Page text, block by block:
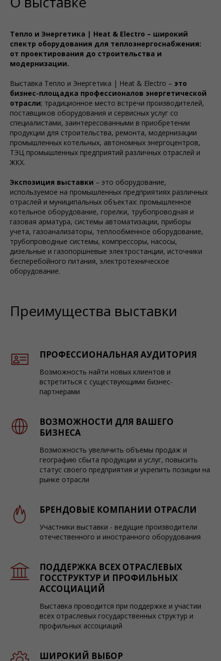
Тепло и Энергетика | Heat & Electro – широкий
спектр оборудования для теплоэнергоснабжения:
от проектирования до строительства и
модернизации.
Выставка Тепло и Энергетика | Heat & Electro – это
бизнес-площадка профессионалов энергетической
отрасли; традиционное место встречи производителей,
поставщиков оборудования и сервисных услуг со
специалистами, заинтересованными в приобретении
продукции для строительства, ремонта, модернизации
промышленных котельных, автономных энергоцентров,
ТЭЦ промышленных предприятий различных отраслей и
ЖКХ.
Экспозиция выставки – это оборудование,
используемое на промышленных предприятиях различных
отраслей и муниципальных объектах: промышленное
котельное оборудование, горелки, трубопроводная и
газовая арматура, системы автоматизации, приборы
учета, газоанализаторы, теплообменное оборудование,
трубопроводные системы, компрессоры, насосы,
дизельные и газопоршневые электростанции, источники
бесперебойного питания, электротехническое
оборудование.
Преимущества выставки
ПРОФЕССИОНАЛЬНАЯ АУДИТОРИЯ
Возможность найти новых клиентов и
встретиться с существующими бизнес-
партнерами
ВОЗМОЖНОСТИ ДЛЯ ВАШЕГО
БИЗНЕСА
Возможность увеличить объемы продаж и
географию сбыта продукции и услуг, повысить
статус своего предприятия и укрепить позиции на
рынке отрасли
БРЕНДОВЫЕ КОМПАНИИ ОТРАСЛИ
Участники выставки - ведущие производители
отечественного и иностранного оборудования
ПОДДЕРЖКА ВСЕХ ОТРАСЛЕВЫХ
ГОССТРУКТУР И ПРОФИЛЬНЫХ
АССОЦИАЦИЙ
Выставка проводится при поддержке и участии
всех отраслевых государственных структур и
профильных ассоциаций
ШИРОКИЙ ВЫБОР